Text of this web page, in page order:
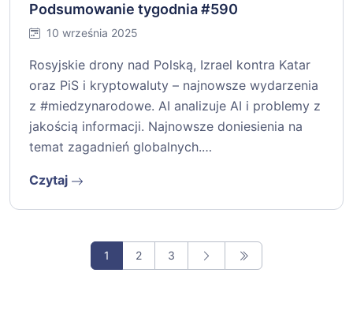
Podsumowanie tygodnia #590
10 września 2025
Rosyjskie drony nad Polską, Izrael kontra Katar
oraz PiS i kryptowaluty – najnowsze wydarzenia
z #miedzynarodowe. AI analizuje AI i problemy z
jakością informacji. Najnowsze doniesienia na
temat zagadnień globalnych.…
Czytaj
1 2 3